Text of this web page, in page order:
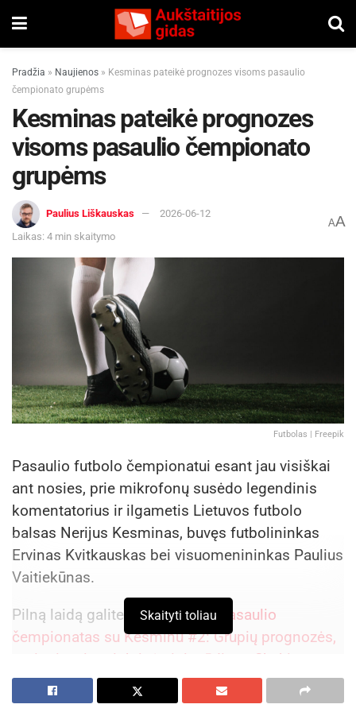
Pradžia » Naujienos » Kesminas pateikė prognozes visoms pasaulio
čempionato grupėms
Kesminas pateikė prognozes
visoms pasaulio čempionato
grupėms
Paulius Liškauskas
2026-06-12
Laikas: 4 min skaitymo
AA
Futbolas | Freepik
Pasaulio futbolo čempionatui esant jau visiškai
ant nosies, prie mikrofonų susėdo legendinis
komentatorius ir ilgametis Lietuvos futbolo
balsas Nerijus Kesminas, buvęs futbolininkas
Ervinas Kvitkauskas bei visuomenininkas Paulius
Vaitiekūnas.
Pilną laidą galite pamatyti čia:
Pasaulio
čempionatas su Kesminu #2: Grupių prognozės,
turtingiausios rinktinės ir įspūdinga Shakira
Vyrų trijulė pažvelgė į visas dvylika planetos
Skaityti toliau